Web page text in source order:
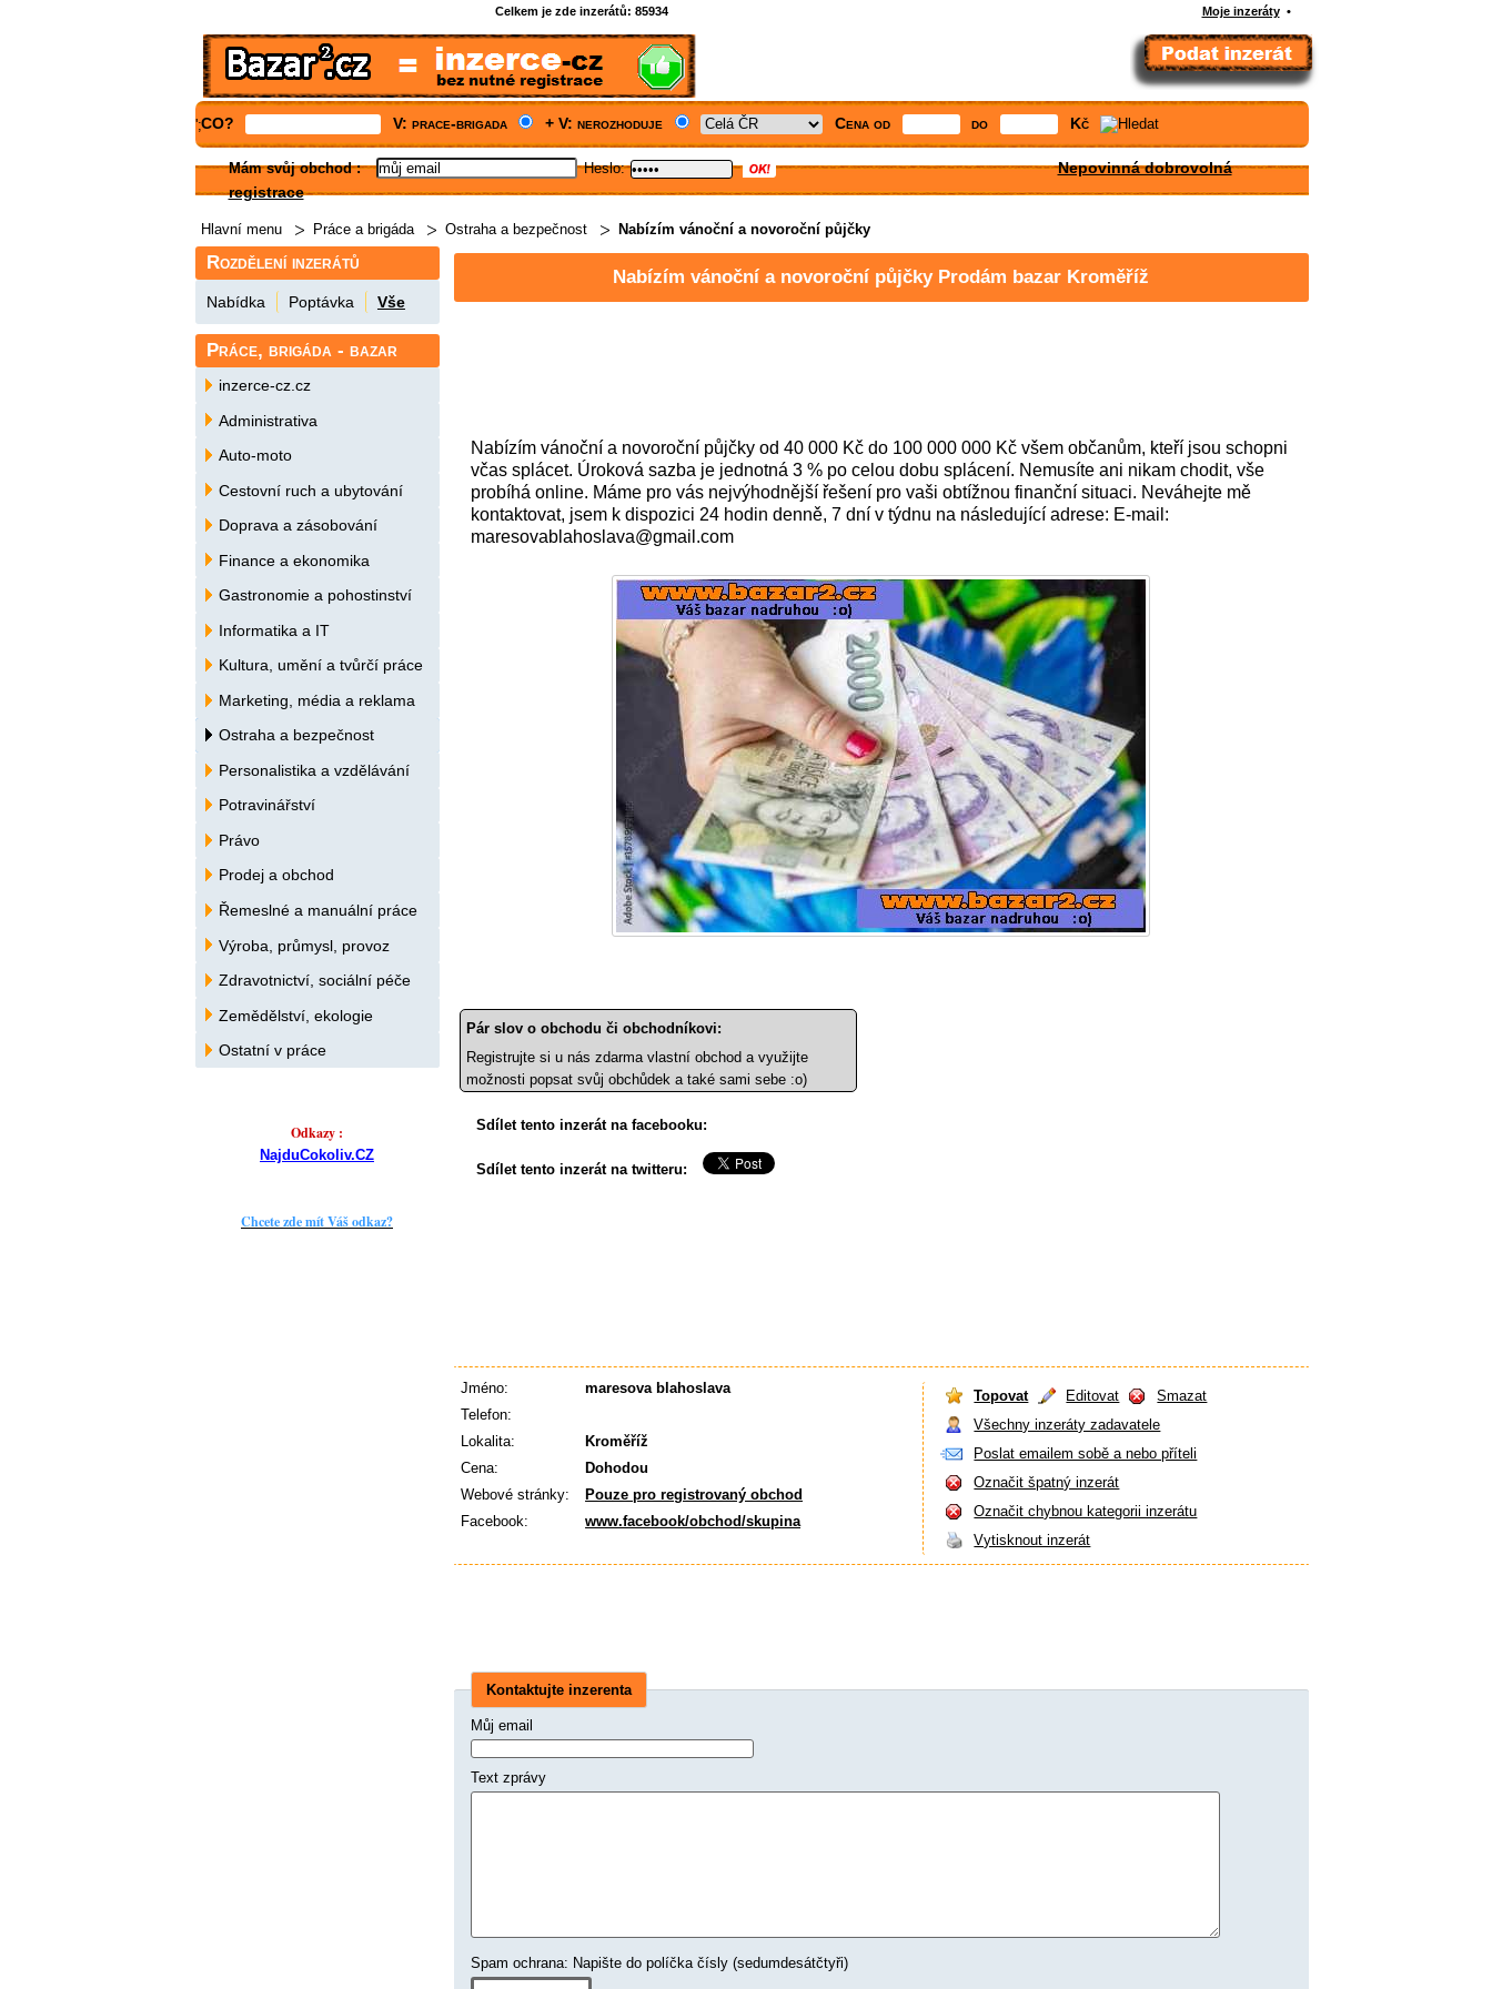
Celkem je zde inzerátů: 85934 Moje inzeráty•
';CO? V: prace-brigada + V: nerozhoduje Cena od do Kč
Mám svůj obchod: Heslo:
Nepovinná dobrovolná
registrace
Hlavní menu Práce a brigáda Ostraha a bezpečnost Nabízím vánoční a novoroční půjčky
Nabízím vánoční a novoroční půjčky Prodám bazar Kroměříž
Nabízím vánoční a novoroční půjčky od 40 000 Kč do 100 000 000 Kč všem občanům, kteří jsou schopni
včas splácet. Úroková sazba je jednotná 3 % po celou dobu splácení. Nemusíte ani nikam chodit, vše
probíhá online. Máme pro vás nejvýhodnější řešení pro vaši obtížnou finanční situaci. Neváhejte mě
kontaktovat, jsem k dispozici 24 hodin denně, 7 dní v týdnu na následující adrese: E-mail:
maresovablahoslava@gmail.com
Pár slov o obchodu či obchodníkovi:
Registrujte si u nás zdarma vlastní obchod a využijte
možnosti popsat svůj obchůdek a také sami sebe :o)
Sdílet tento inzerát na facebooku:
Sdílet tento inzerát na twitteru:
Jméno:
maresova blahoslava
Telefon:
Lokalita:
Kroměříž
Cena:
Dohodou
Webové stránky:
Pouze pro registrovaný obchod
Facebook:
www.facebook/obchod/skupina
Topovat Editovat
Smazat
Všechny inzeráty zadavatele
Poslat emailem sobě a nebo příteli
Označit špatný inzerát
Označit chybnou kategorii inzerátu
Vytisknout inzerát
Kontaktujte inzerenta
Můj email
Text zprávy
Spam ochrana: Napište do políčka čísly (sedumdesátčtyři)
Rozdělení inzerátů
Nabídka Poptávka Vše
Práce, brigáda - bazar
inzerce-cz.cz
Administrativa
Auto-moto
Cestovní ruch a ubytování
Doprava a zásobování
Finance a ekonomika
Gastronomie a pohostinství
Informatika a IT
Kultura, umění a tvůrčí práce
Marketing, média a reklama
Ostraha a bezpečnost
Personalistika a vzdělávání
Potravinářství
Právo
Prodej a obchod
Řemeslné a manuální práce
Výroba, průmysl, provoz
Zdravotnictví, sociální péče
Zemědělství, ekologie
Ostatní v práce
Odkazy :
NajduCokoliv.CZ
Chcete zde mít Váš odkaz?